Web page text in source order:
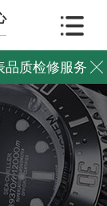
品质检修服务 